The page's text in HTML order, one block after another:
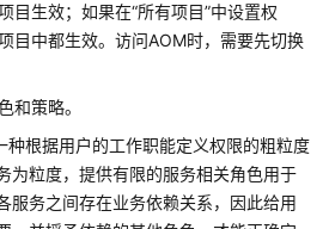
目生效；如果在“所有项目”中设置权
目中都生效。访问AOM时，需要先切换
和策略。
种根据用户的工作职能定义权限的粗粒度
为粒度，提供有限的服务相关角色用于
服务之间存在业务依赖关系，因此给用